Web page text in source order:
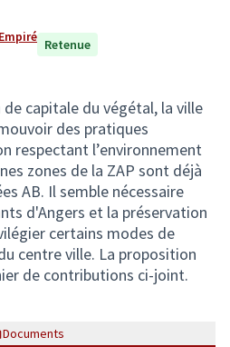
Retenue
capitale du végétal, la ville
des pratiques
respectant l’environnement
zones de la ZAP sont déjà
AB. Il semble nécessaire
d'Angers et la préservation
certains modes de
centre ville. La proposition
de contributions ci-joint.
Documents